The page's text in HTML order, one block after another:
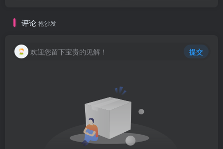
评论 抢沙发
欢迎您留下宝贵的见解！ 提交